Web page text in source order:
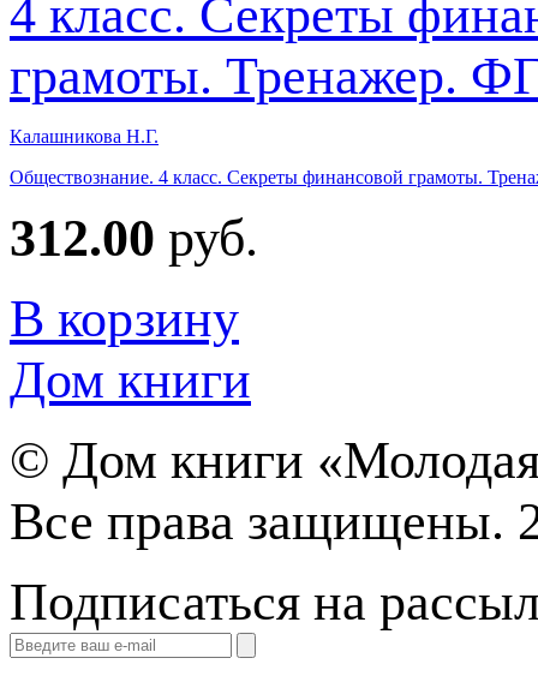
Калашникова Н.Г.
Обществознание. 4 класс. Секреты финансовой грамоты.
312.00 руб.
В корзину
Дом книги
© Дом книги
Все права защищены.
Подписаться на